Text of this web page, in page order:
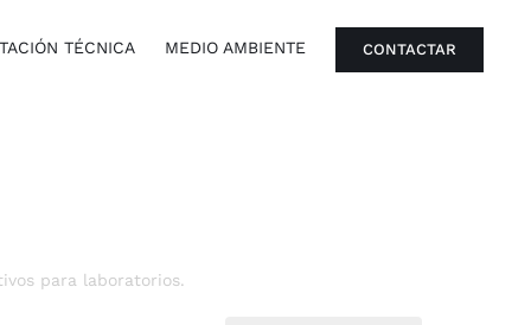
TÉCNICA MEDIO AMBIENTE CONTACTAR
para laboratorios.